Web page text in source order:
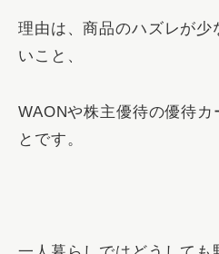
理由は、商品のハズレが少
いこと、
WAONや株主優待の優待カ
とです。